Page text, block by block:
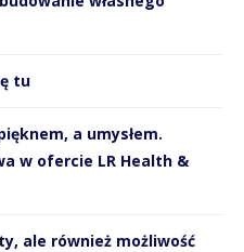
tu
a umysłem.
w ofercie LR Health &
ale również możliwość